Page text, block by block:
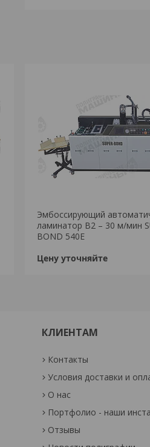
Эмбоссирующий
ламинатор B2 – 30 м/мин
BOND 540E
Цену уточняйте
КЛИЕНТАМ
Контакты
Условия доставки и
О нас
Портфолио - наши
Отзывы